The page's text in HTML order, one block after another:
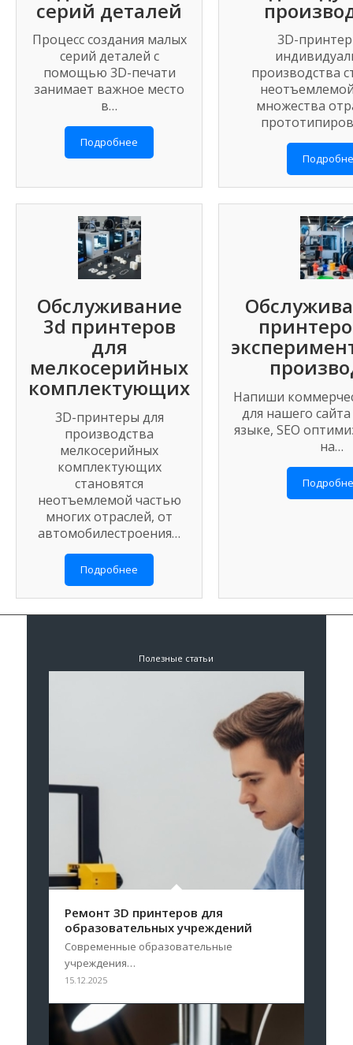
серий деталей
Процесс создания малых
серий деталей с
помощью 3D-печати
занимает важное место
в…
Подробнее
3D-
производства
множества
Обслуживание
3d принтеров
для
мелкосерийных
комплектующих
3D-принтеры для
производства
мелкосерийных
комплектующих
становятся
неотъемлемой частью
многих отраслей, от
автомобилестроения…
Подробнее
Напиши
для нашего
языке, SEO
на…
Полезные статьи
Ремонт 3D принтеров для
образовательных учреждений
Современные образовательные
учреждения…
15.12.2025